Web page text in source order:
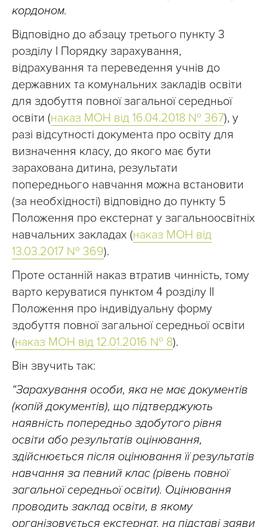
кордоном.
Відповідно до абзацу третього пункту 3
розділу І Порядку зарахування,
відрахування та переведення учнів до
державних та комунальних закладів освіти
для здобуття повної загальної середньої
освіти (наказ МОН від 16.04.2018 № 367), у
разі відсутності документа про освіту для
визначення класу, до якого має бути
зарахована дитина, результати
попереднього навчання можна встановити
(за необхідності) відповідно до пункту 5
Положення про екстернат у загальноосвітніх
навчальних закладах (наказ МОН від
13.03.2017 № 369).
Проте останній наказ втратив чинність, тому
варто керуватися пунктом 4 розділу ІІ
Положення про індивідуальну форму
здобуття повної загальної середньої освіти
(наказ МОН від 12.01.2016 № 8).
Він звучить так:
“Зарахування особи, яка не має документів
(копій документів), що підтверджують
наявність попередньо здобутого рівня
освіти або результатів оцінювання,
здійснюється після оцінювання її результатів
навчання за певний клас (рівень повної
загальної середньої освіти). Оцінювання
проводить заклад освіти, в якому
організовується екстернат, на підставі заяви